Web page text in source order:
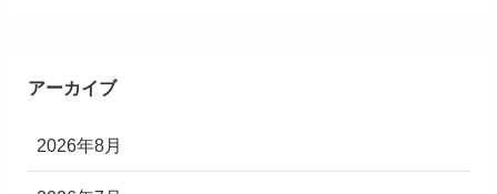
アーカイブ
2026年8月